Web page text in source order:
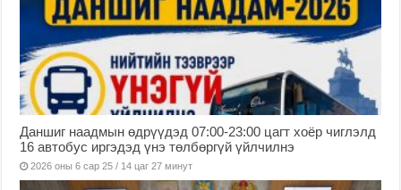
Даншиг наадмын өдрүүдэд 07:00-23:00 цагт хоёр чиглэлд
16 автобус иргэдэд үнэ төлбөргүй үйлчилнэ
2026 оны 6 сар 25 / 14 цаг 27 минут